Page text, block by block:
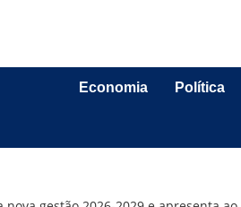
Economia Política